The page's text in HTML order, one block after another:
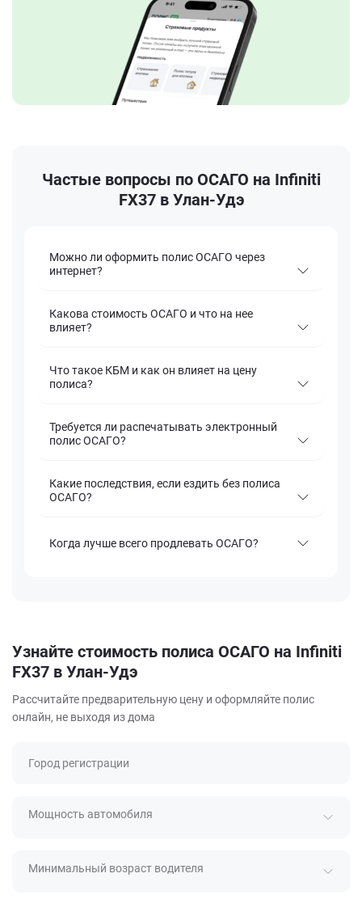
Частые вопросы по ОСАГО на Infiniti
FX37 в Улан-Удэ
Можно ли оформить полис ОСАГО через
интернет?
Какова стоимость ОСАГО и что на нее
влияет?
Что такое КБМ и как он влияет на цену
полиса?
Требуется ли распечатывать электронный
полис ОСАГО?
Какие последствия, если ездить без полиса
ОСАГО?
Когда лучше всего продлевать ОСАГО?
Узнайте стоимость полиса ОСАГО на Infiniti
FX37 в Улан-Удэ
Рассчитайте предварительную цену и оформляйте полис
онлайн, не выходя из дома
Город регистрации
Мощность автомобиля
Минимальный возраст водителя